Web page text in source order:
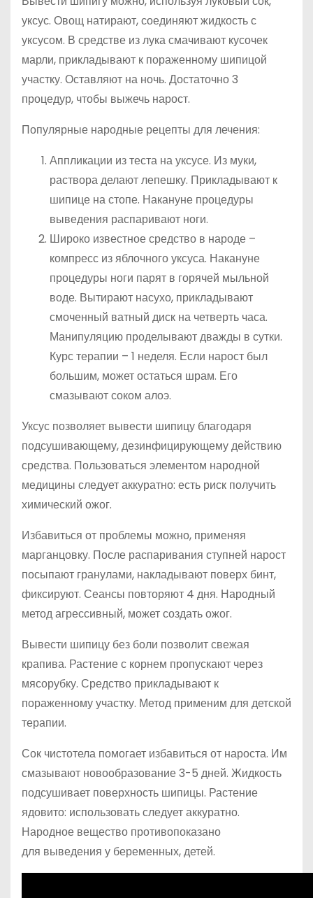
уксус. Овощ натирают, соединяют жидкость с
уксусом. В средстве из лука смачивают кусочек
марли, прикладывают к пораженному шипицой
участку. Оставляют на ночь. Достаточно 3
процедур, чтобы выжечь нарост.
Популярные народные рецепты для лечения:
Аппликации из теста на уксусе. Из муки,
раствора делают лепешку. Прикладывают к
шипице на стопе. Накануне процедуры
выведения распаривают ноги.
Широко известное средство в народе –
компресс из яблочного уксуса. Накануне
процедуры ноги парят в горячей мыльной
воде. Вытирают насухо, прикладывают
смоченный ватный диск на четверть часа.
Манипуляцию проделывают дважды в сутки.
Курс терапии – 1 неделя. Если нарост был
большим, может остаться шрам. Его
смазывают соком алоэ.
Уксус позволяет вывести шипицу благодаря
подсушивающему, дезинфицирующему действию
средства. Пользоваться элементом народной
медицины следует аккуратно: есть риск получить
химический ожог.
Избавиться от проблемы можно, применяя
марганцовку. После распаривания ступней нарост
посыпают гранулами, накладывают поверх бинт,
фиксируют. Сеансы повторяют 4 дня. Народный
метод агрессивный, может создать ожог.
Вывести шипицу без боли позволит свежая
крапива. Растение с корнем пропускают через
мясорубку. Средство прикладывают к
пораженному участку. Метод применим для детской
терапии.
Сок чистотела помогает избавиться от нароста. Им
смазывают новообразование 3-5 дней. Жидкость
подсушивает поверхность шипицы. Растение
ядовито: использовать следует аккуратно.
Народное вещество противопоказано
для выведения у беременных, детей.